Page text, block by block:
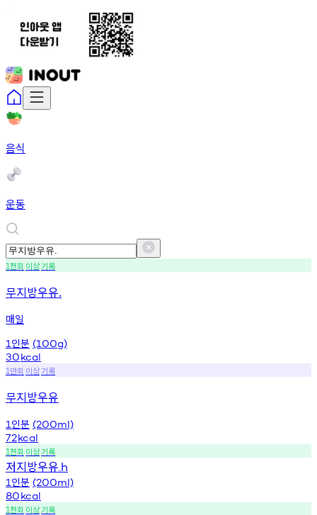
음식
운동
1천회 이상기록
무지방우유.
매일
1 인분 (100g)
30kcal
1 만회 이상기록
무지방우유
1 인분 (200ml)
72kcal
1천회 이상기록
저지방우유.h
1 인분 (200ml)
80kcal
1천회 이상기록